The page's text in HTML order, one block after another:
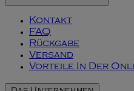
Kontakt
FAQ
Rückgabe
Versand
Vorteile In Der